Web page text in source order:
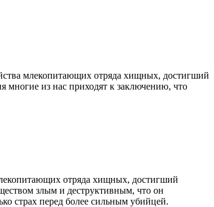
млекопитающих отряда хищных, достигший
многие из нас приходят к заключению, что
отряда хищных, достигший
злым и деструктивным, что он
страх перед более сильным убийцей.